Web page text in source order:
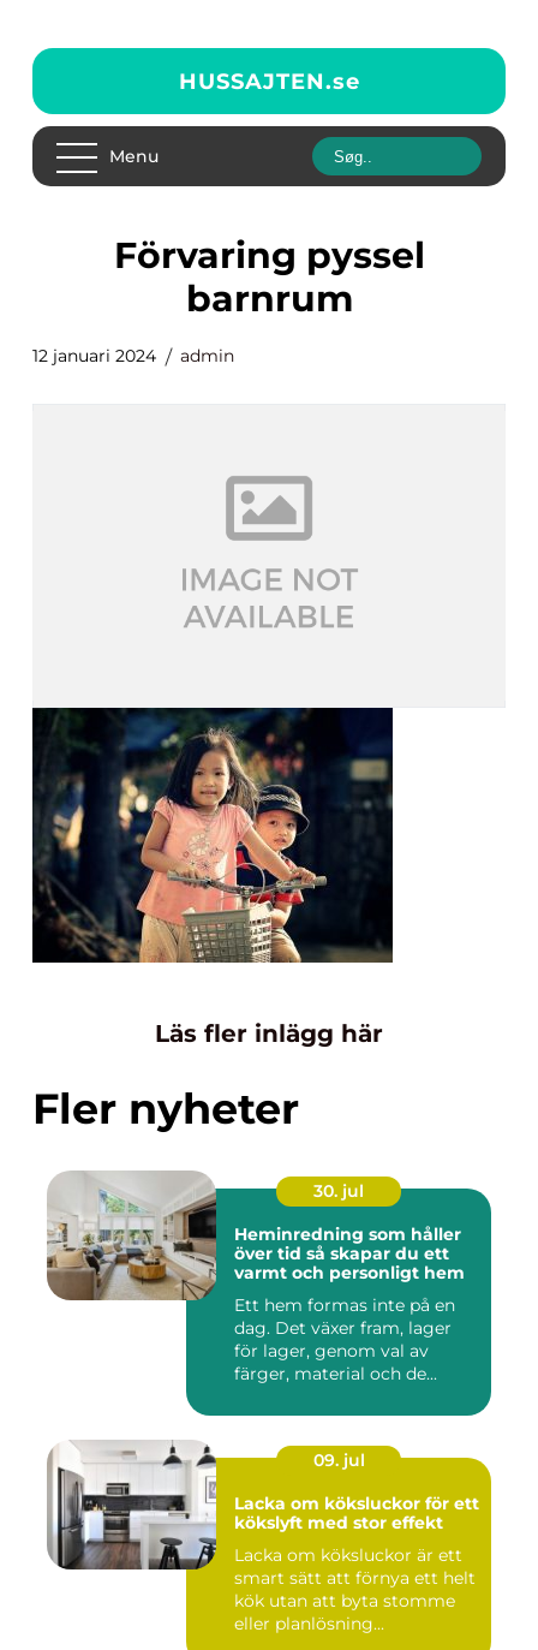
HUSSAJTEN.se
Menu
förvaring pyssel
barnrum
12 januari 2024 admin
Läs fler inlägg här
Fler nyheter
30. jul
Heminredning som håller
över tid så skapar du ett
varmt och personligt hem
Ett hem formas inte på en
dag. Det växer fram, lager
för lager, genom val av
färger, material och de...
09. jul
Lacka om köksluckor för ett
kökslyft med stor effekt
Lacka om köksluckor är ett
smart sätt att förnya ett helt
kök utan att byta stomme
eller planlösning...